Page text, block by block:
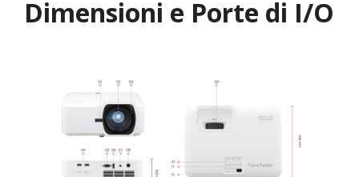
Dimensioni e Porte di I/O